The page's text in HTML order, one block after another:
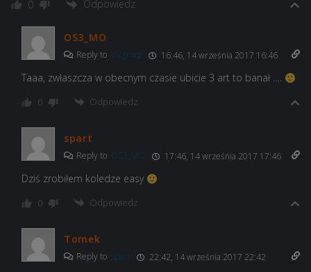
0 Odpowiedz
OS3_MO
Reply to thcgracz 16:46, 14 września 2017 16:46
Taaa, zwłaszcza w obecnym czasie ubicie 3 art to banał ….
0 Odpowiedz
spart
Reply to OS3_MO 17:46, 14 września 2017 17:46
Dziś zrobiłem koledze easy
0 Odpowiedz
Tomek
Reply to spart 22:42, 14 września 2017 22:42